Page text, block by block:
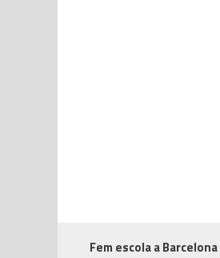
Fem escola a Barcelona